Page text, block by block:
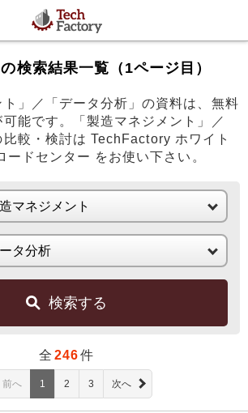
検索結果一覧（1ページ目）
ト」／「データ分析」の資料は、無料
能です。「製造マネジメント」／
比較・検討は TechFactory ホワイト
ードセンター をお使い下さい。
検索する
全 246件
前へ 1 2 3 次へ